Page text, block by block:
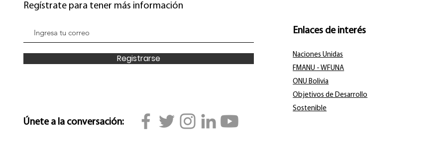
Regístrate para tener más información
Registrarse
Únete a la conversación:
Enlaces de interés
Naciones Unidas
FMANU - WFUNA
ONU Bolivia
Objetivos de Desarrollo
Sostenible